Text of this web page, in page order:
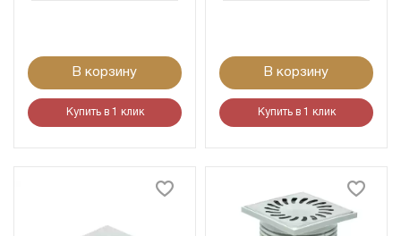
В корзину
Купить в 1 клик
В корзину
Купить в 1 клик